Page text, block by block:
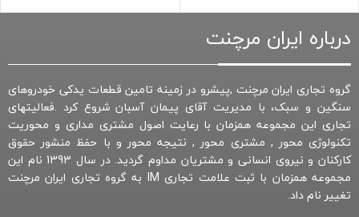
درباره ایران مرچنت
گروه تجاری ایران مرچنت ,پیشرو در زمینه تامین قطعات یدکی خودروهای
سنگین و سبک، با مدیریت آقای پیمان آسبان شروع کرد .فعالیتهای
تجاری این مجموعه همزمان با رعایت اصول مشتری مداری و محوریت
تکنولوژی محور , مشتری محور , نتیجه محور و با حفظ منشور حقوق
کارکنان و نیروی انسانی و مشتریان مداوم گردید. در سال 1393 نام این
مجموعه همزمان با ثبت علامت تجاری IM به گروه تجاری ایران مرچنت
تغییر نام داد.